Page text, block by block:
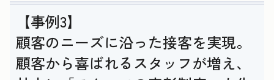
【事例3】
顧客のニーズに沿った接客を実現。
顧客から喜ばれるスタッフが増え、